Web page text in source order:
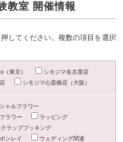
教室 開催情報
してください。複数の項目を選択
（東京）
シモジマ名古屋店
シモジマ心斎橋店（大阪）
ャルフラワー
ラワー
ラッピング
クラップブッキング
ンレイ
ウェディング関連